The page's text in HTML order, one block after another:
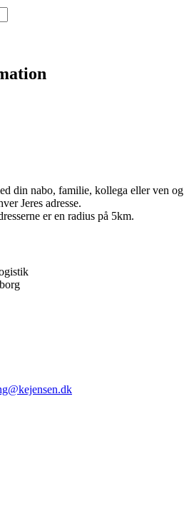
din nabo, familie, kollega eller ven og
Jeres adresse.
er en radius på 5km.